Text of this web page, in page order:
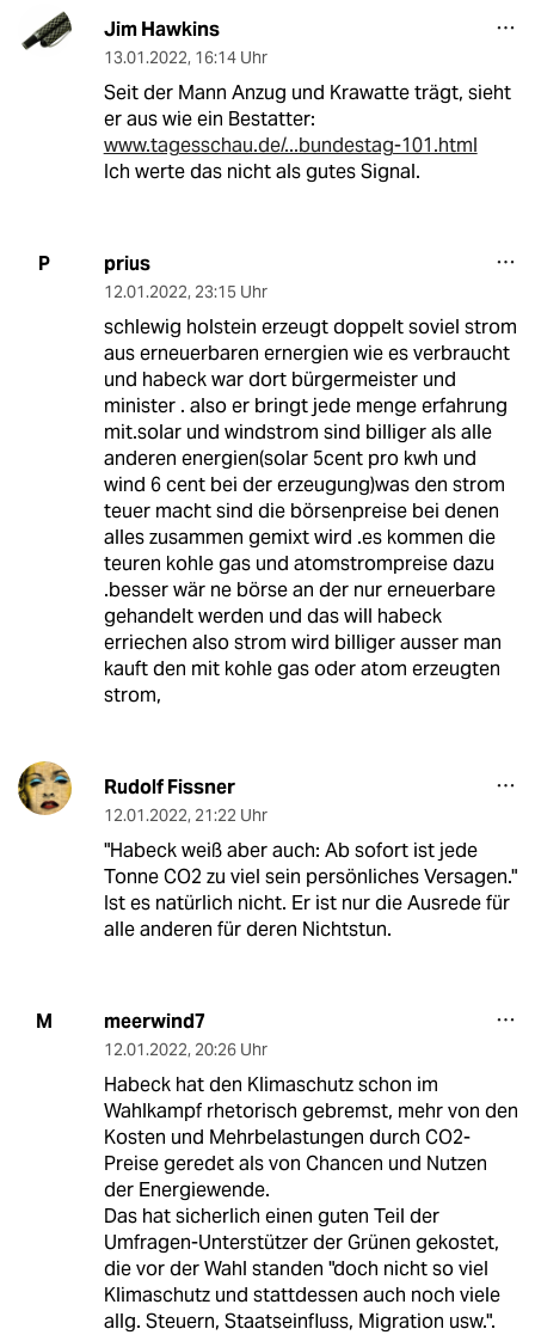
Jim Hawkins
13.01.2022, 16:14 Uhr
Seit der Mann Anzug und Krawatte trägt, sieht
er aus wie ein Bestatter:
www.tagesschau.de/...bundestag-101.html
Ich werte das nicht als gutes Signal.
P prius
12.01.2022, 23:15 Uhr
schlewig holstein erzeugt doppelt soviel strom
aus erneuerbaren ernergien wie es verbraucht
und habeck war dort bürgermeister und
minister . also er bringt jede menge erfahrung
mit.solar und windstrom sind billiger als alle
anderen energien(solar 5cent pro kwh und
wind 6 cent bei der erzeugung)was den strom
teuer macht sind die börsenpreise bei denen
alles zusammen gemixt wird .es kommen die
teuren kohle gas und atomstrompreise dazu
.besser wär ne börse an der nur erneuerbare
gehandelt werden und das will habeck
erriechen also strom wird billiger ausser man
kauft den mit kohle gas oder atom erzeugten
strom,
Rudolf Fissner
12.01.2022, 21:22 Uhr
"Habeck weiß aber auch: Ab sofort ist jede
Tonne CO2 zu viel sein persönliches Versagen."
Ist es natürlich nicht. Er ist nur die Ausrede für
alle anderen für deren Nichtstun.
M meerwind7
12.01.2022, 20:26 Uhr
Habeck hat den Klimaschutz schon im
Wahlkampf rhetorisch gebremst, mehr von den
Kosten und Mehrbelastungen durch CO2-
Preise geredet als von Chancen und Nutzen
der Energiewende.
Das hat sicherlich einen guten Teil der
Umfragen-Unterstützer der Grünen gekostet,
die vor der Wahl standen "doch nicht so viel
Klimaschutz und stattdessen auch noch viele
allg. Steuern, Staatseinfluss, Migration usw.".